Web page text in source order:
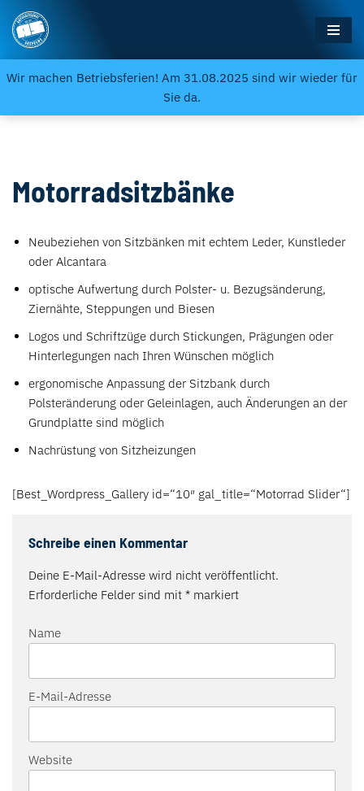
Wir machen Betriebsferien! Am 31.08.2025 sind wir wieder für
Sie da.
Zum
Inhalt
springen
Motorradsitzbänke
Neubeziehen von Sitzbänken mit echtem Leder, Kunstleder
oder Alcantara
optische Aufwertung durch Polster- u. Bezugsänderung,
Ziernähte, Steppungen und Biesen
Logos und Schriftzüge durch Stickungen, Prägungen oder
Hinterlegungen nach Ihren Wünschen möglich
ergonomische Anpassung der Sitzbank durch
Polsteränderung oder Geleinlagen, auch Änderungen an der
Grundplatte sind möglich
Nachrüstung von Sitzheizungen
[Best_Wordpress_Gallery id=“10″ gal_title=“Motorrad Slider“]
Schreibe einen Kommentar
Deine E-Mail-Adresse wird nicht veröffentlicht.
Erforderliche Felder sind mit * markiert
Name
E-Mail-Adresse
Website